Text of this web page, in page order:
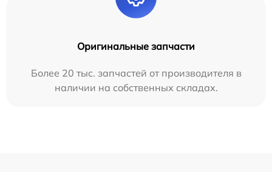
Оригинальные запчасти
Более 20 тыс. запчастей от производителя в
наличии на собственных складах.